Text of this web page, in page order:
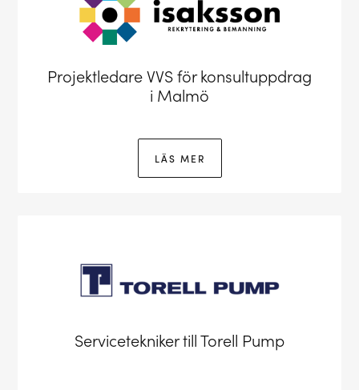
Projektledare VVS för konsultuppdrag
i Malmö
LÄS MER
Servicetekniker till Torell Pump